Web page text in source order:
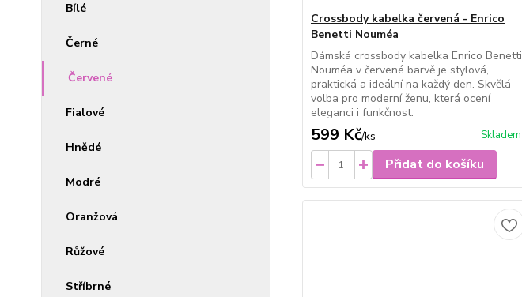
Bílé
Černé
Červené
Fialové
Hnědé
Modré
Oranžová
Růžové
Stříbrné
Crossbody kabelka červená - Enrico
Benetti Nouméa
Dámská crossbody kabelka Enrico Benetti
Nouméa v červené barvě je stylová,
praktická a ideální na každý den. Skvělá
volba pro moderní ženu, která ocení
eleganci i funkčnost.
599 Kč/ks Skladem
Přidat do košíku